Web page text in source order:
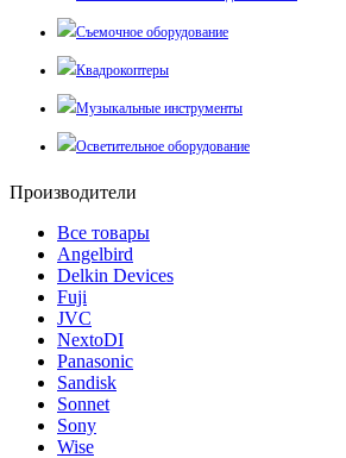
Съемочное оборудование
Квадрокоптеры
Музыкальные инструменты
Осветительное оборудование
Производители
Все товары
Angelbird
Delkin Devices
Fuji
JVC
NextoDI
Panasonic
Sandisk
Sonnet
Sony
Wise